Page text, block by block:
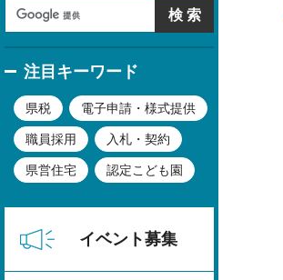
注目キーワード
県税 電子申請・様式提供
職員採用 入札・契約
県営住宅 認定こども園
イベント募集